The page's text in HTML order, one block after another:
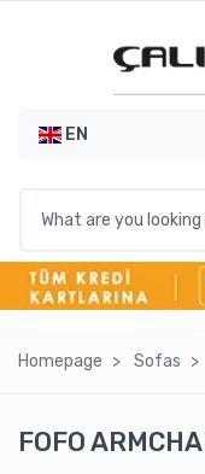
EN
Homepage Sofas
FOFO